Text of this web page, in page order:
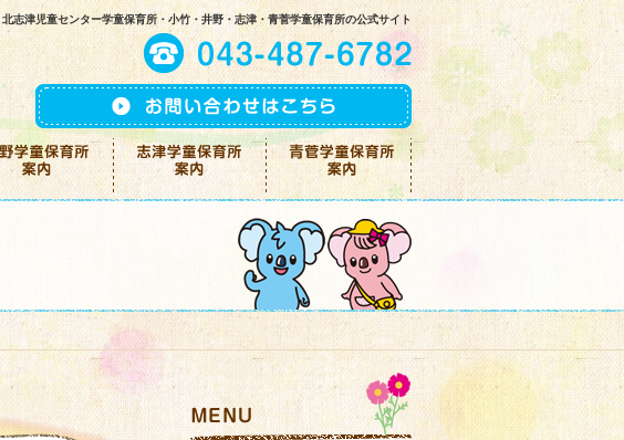
志津児童センター学童保育所・小竹・井野・志津・青菅学童保育所の公式サイト